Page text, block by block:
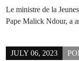
Le ministre de la
Pape Malick Ndour, a
JULY 06, 2023